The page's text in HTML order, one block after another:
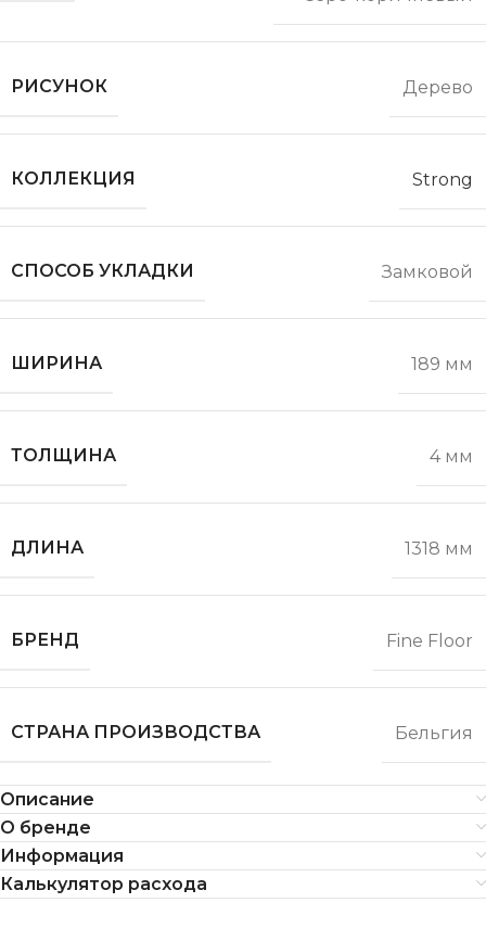
РИСУНОК Дерево
КОЛЛЕКЦИЯ Strong
СПОСОБ УКЛАДКИ Замковой
ШИРИНА 189 мм
ТОЛЩИНА 4 мм
ДЛИНА 1318 мм
БРЕНД Fine Floor
СТРАНА ПРОИЗВОДСТВА Бельгия
Описание
О бренде
Информация
Калькулятор расхода